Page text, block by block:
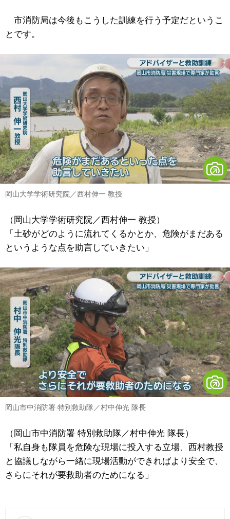
市消防局は今後もこうした訓練を行う予定だというこ
とです。
岡山大学学術研究院／西村伸一 教授
（岡山大学学術研究院／西村伸一 教授）
「土砂がどのように流れてくるかとか、危険がまだある
というような点を助言していきたい」
岡山市中消防署 特別救助隊／村中伸光 隊長
（岡山市中消防署 特別救助隊／村中伸光 隊長）
「私自身も隊員を危険な現場に投入する立場、西村教授
と協議しながら一緒に現場活動ができればより安全で、
さらにそれが要救助者のためになる」